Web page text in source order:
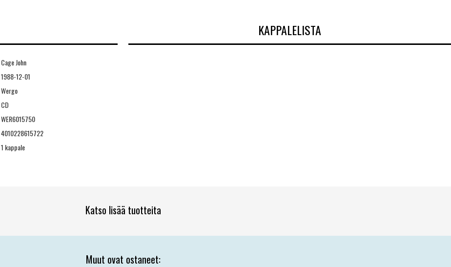
Cage John
1988-12-01
Wergo
CD
WER6015750
4010228615722
1 kappale
KAPPALELISTA
Katso lisää tuotteita
Muut ovat ostaneet: